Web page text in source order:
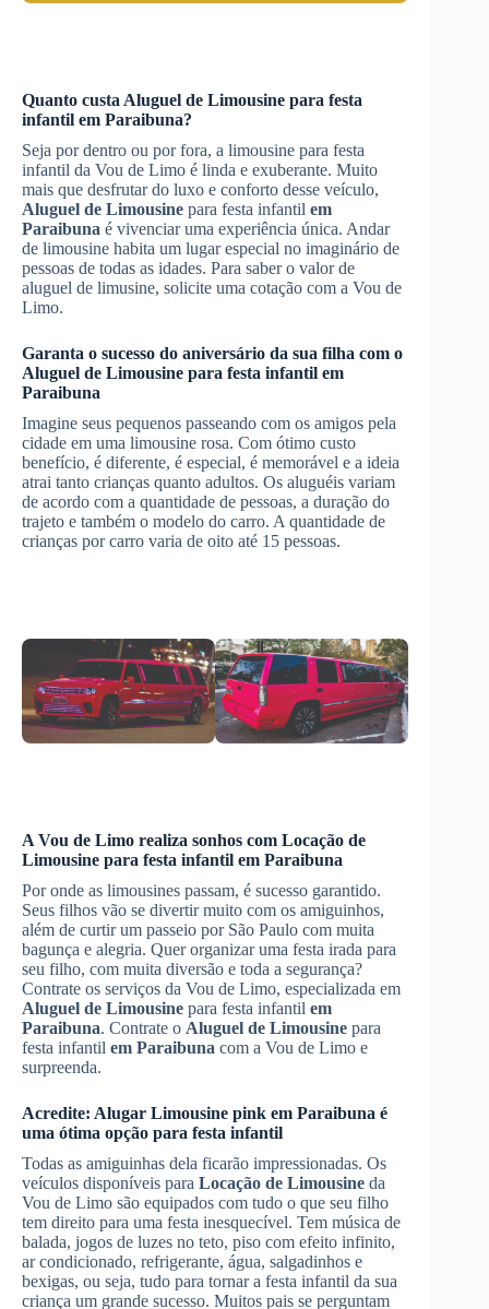
Quanto custa Aluguel de Limousine para festa
infantil em Paraibuna?
Seja por dentro ou por fora, a limousine para festa
infantil da Vou de Limo é linda e exuberante. Muito
mais que desfrutar do luxo e conforto desse veículo,
Aluguel de Limousine para festa infantil em
Paraibuna é vivenciar uma experiência única. Andar
de limousine habita um lugar especial no imaginário de
pessoas de todas as idades. Para saber o valor de
aluguel de limusine, solicite uma cotação com a Vou de
Limo.
Garanta o sucesso do aniversário da sua filha com o
Aluguel de Limousine para festa infantil em
Paraibuna
Imagine seus pequenos passeando com os amigos pela
cidade em uma limousine rosa. Com ótimo custo
benefício, é diferente, é especial, é memorável e a ideia
atrai tanto crianças quanto adultos. Os aluguéis variam
de acordo com a quantidade de pessoas, a duração do
trajeto e também o modelo do carro. A quantidade de
crianças por carro varia de oito até 15 pessoas.
A Vou de Limo realiza sonhos com Locação de
Limousine para festa infantil em Paraibuna
Por onde as limousines passam, é sucesso garantido.
Seus filhos vão se divertir muito com os amiguinhos,
além de curtir um passeio por São Paulo com muita
bagunça e alegria. Quer organizar uma festa irada para
seu filho, com muita diversão e toda a segurança?
Contrate os serviços da Vou de Limo, especializada em
Aluguel de Limousine para festa infantil em
Paraibuna. Contrate o Aluguel de Limousine para
festa infantil em Paraibuna com a Vou de Limo e
surpreenda.
Acredite: Alugar Limousine pink em Paraibuna é
uma ótima opção para festa infantil
Todas as amiguinhas dela ficarão impressionadas. Os
veículos disponíveis para Locação de Limousine da
Vou de Limo são equipados com tudo o que seu filho
tem direito para uma festa inesquecível. Tem música de
balada, jogos de luzes no teto, piso com efeito infinito,
ar condicionado, refrigerante, água, salgadinhos e
bexigas, ou seja, tudo para tornar a festa infantil da sua
criança um grande sucesso. Muitos pais se perguntam